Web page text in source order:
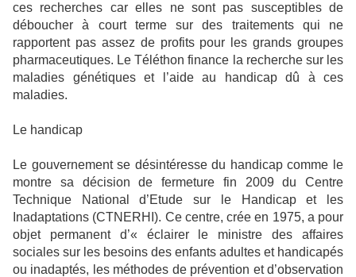
ces recherches car elles ne sont pas susceptibles de
déboucher à court terme sur des traitements qui ne
rapportent pas assez de profits pour les grands groupes
pharmaceutiques. Le Téléthon finance la recherche sur les
maladies génétiques et l’aide au handicap dû à ces
maladies.
Le handicap
Le gouvernement se désintéresse du handicap comme le
montre sa décision de fermeture fin 2009 du Centre
Technique National d’Etude sur le Handicap et les
Inadaptations (CTNERHI). Ce centre, crée en 1975, a pour
objet permanent d’« éclairer le ministre des affaires
sociales sur les besoins des enfants adultes et handicapés
ou inadaptés, les méthodes de prévention et d’observation